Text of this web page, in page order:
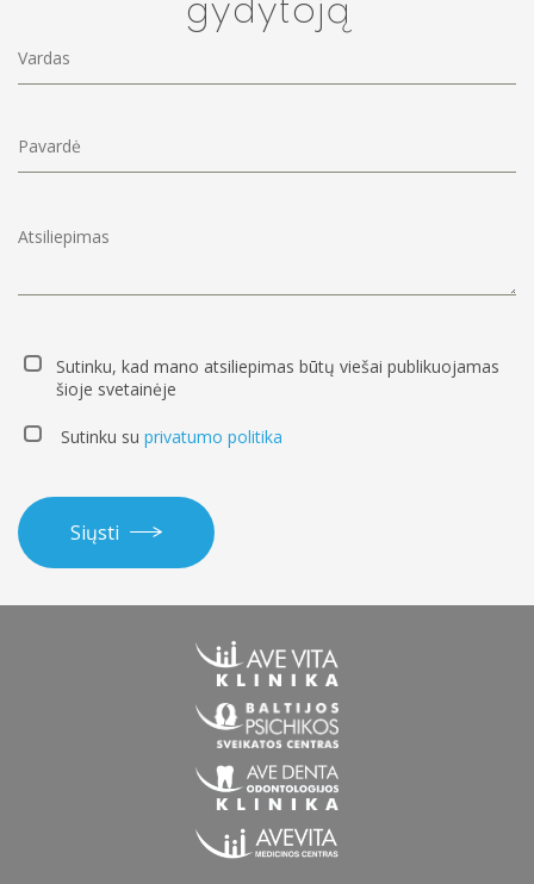
gydytoją
Sutinku, kad mano atsiliepimas būtų viešai publikuojamas
šioje svetainėje
Sutinku su privatumo politika
Siųsti